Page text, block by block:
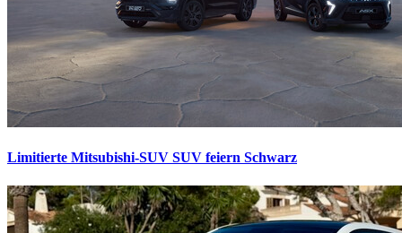
Limitierte Mitsubishi-SUV SUV feiern Schwarz